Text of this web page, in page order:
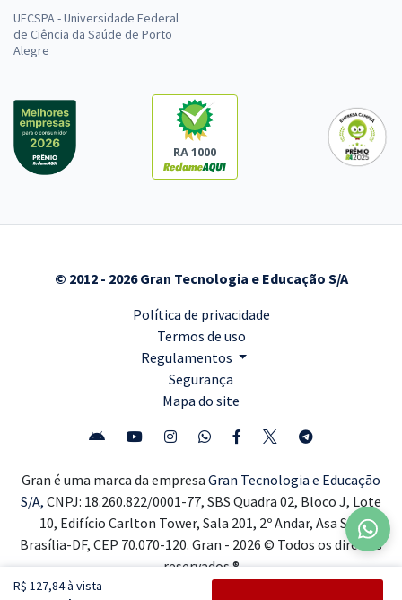
R$ 127,84 à vista
UFCSPA - Universidade Federal
de Ciência da Saúde de Porto
Alegre
RA 1000
© 2012 - 2026 Gran Tecnologia e Educação S/A
Política de privacidade
Termos de uso
Regulamentos
Segurança
Mapa do site
Gran é uma marca da empresa Gran Tecnologia e Educação
S/A, CNPJ: 18.260.822/0001-77, SBS Quadra 02, Bloco J, Lote
10, Edifício Carlton Tower, Sala 201, 2º Andar, Asa Sul,
Brasília-DF, CEP 70.070-120. Gran - 2026 © Todos os direitos
reservados ®